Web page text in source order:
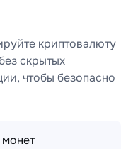
криптовалюту
скрытых
чтобы безопасно
монет